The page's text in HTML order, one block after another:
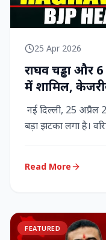
25 Apr 2026
राघव चड्ढा और
में शामिल,
राजनीतिक
नई दिल्ली, 25
बड़ा झटका लगा है।
Read More
FEATURED